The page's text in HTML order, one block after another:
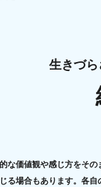
生きづ
な価値観や感じ方をそ
る場合もあります。各自